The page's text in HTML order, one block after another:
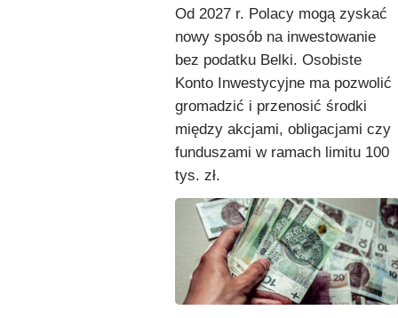
Od 2027 r. Polacy mogą zyskać
nowy sposób na inwestowanie
bez podatku Belki. Osobiste
Konto Inwestycyjne ma pozwolić
gromadzić i przenosić środki
między akcjami, obligacjami czy
funduszami w ramach limitu 100
tys. zł.